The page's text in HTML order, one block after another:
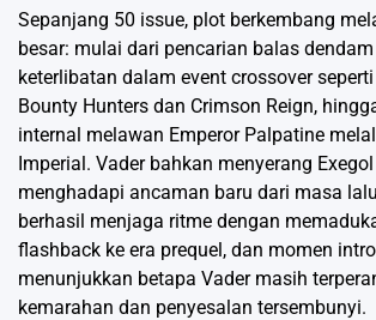
Sepanjang 50 issue, plot berkembang
besar: mulai dari pencarian balas
keterlibatan dalam event crossover
Bounty Hunters dan Crimson Reign,
internal melawan Emperor Palpatine
Imperial. Vader bahkan menyerang
menghadapi ancaman baru dari masa
berhasil menjaga ritme dengan
flashback ke era prequel, dan momen
menunjukkan betapa Vader masih
kemarahan dan penyesalan tersembunyi.